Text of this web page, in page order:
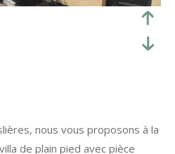
nous vous proposons à la
de plain pied avec pièce